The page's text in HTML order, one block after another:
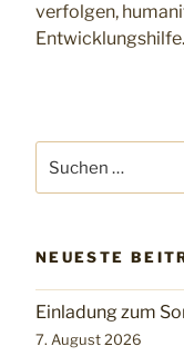
verfolgen,
Entwicklungshilfe.
nach:
NEUESTE
Einladung zum
7. August 2026